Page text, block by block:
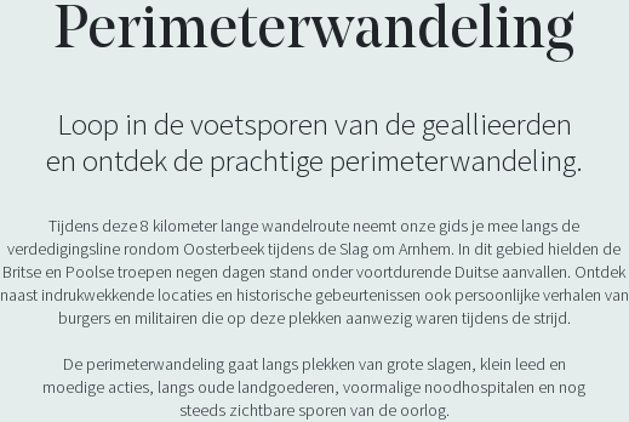
Perimeterwandeling
Loop in de voetsporen van de geallieerden
en ontdek de prachtige perimeterwandeling.
Tijdens deze 8 kilometer lange wandelroute neemt onze gids je mee langs de
verdedigingsline rondom Oosterbeek tijdens de Slag om Arnhem. In dit gebied hielden de
Britse en Poolse troepen negen dagen stand onder voortdurende Duitse aanvallen. Ontdek
naast indrukwekkende locaties en historische gebeurtenissen ook persoonlijke verhalen van
burgers en militairen die op deze plekken aanwezig waren tijdens de strijd.
De perimeterwandeling gaat langs plekken van grote slagen, klein leed en
moedige acties, langs oude landgoederen, voormalige noodhospitalen en nog
steeds zichtbare sporen van de oorlog.